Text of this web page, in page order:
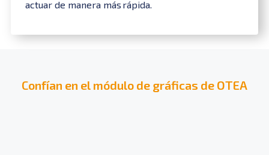
actuar de manera más rápida.
Confían en el módulo de gráficas de OTEA